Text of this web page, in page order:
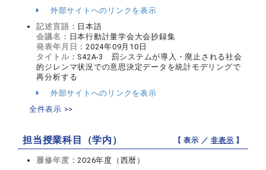
外部サイトへのリンクを表示
記述言語： 日本語
会議名： 日本行動計量学会大会抄録集
発表年月日：2024年09月10日
タイトル： S42A-3 罰システムが導入・廃止される社会
的ジレンマ状況での意思決定データを統計モデリングで
再分析する
外部サイトへのリンクを表示
全件表示 >>
担当授業科目（学内） 【 表示 ／非表示 】
履修年度：2026年度（西暦）